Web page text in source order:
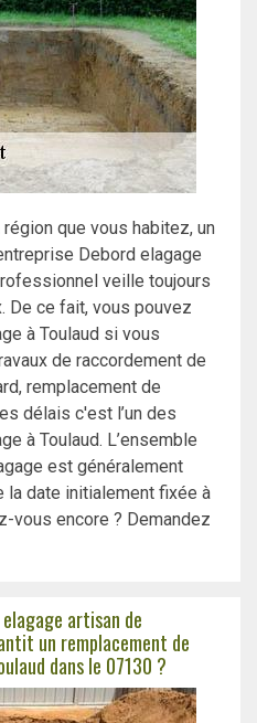
que vous habitez, un
Debord elagage
veille toujours
De ce fait, vous pouvez
à Toulaud si vous
de raccordement de
remplacement de
délais c'est l’un des
à Toulaud. L’ensemble
est généralement
la date initialement fixée à
vous encore ? Demandez
elagage artisan de
un remplacement de
dans le 07130 ?